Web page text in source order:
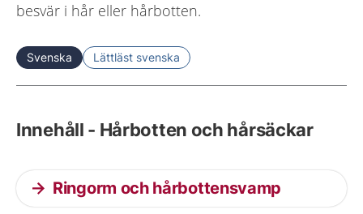
besvär i hår eller hårbotten.
Svenska Lättläst svenska
Innehåll - Hårbotten och hårsäckar
Ringorm och hårbottensvamp